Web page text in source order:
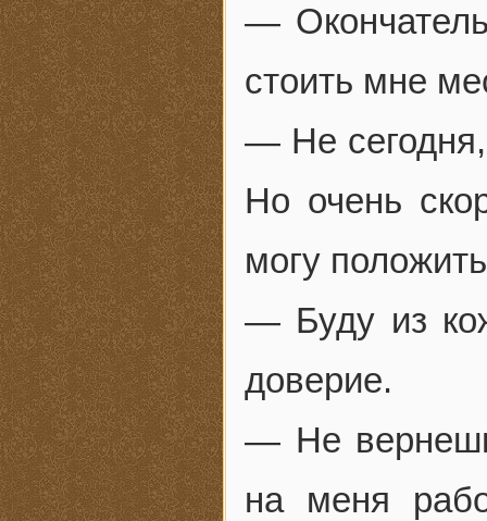
—
стоить мне
— Не
Но очень
могу
— Буду из
доверие.
— Не
на меня